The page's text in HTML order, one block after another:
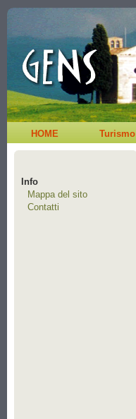
HOME Turismo
Info
Mappa del sito
Contatti